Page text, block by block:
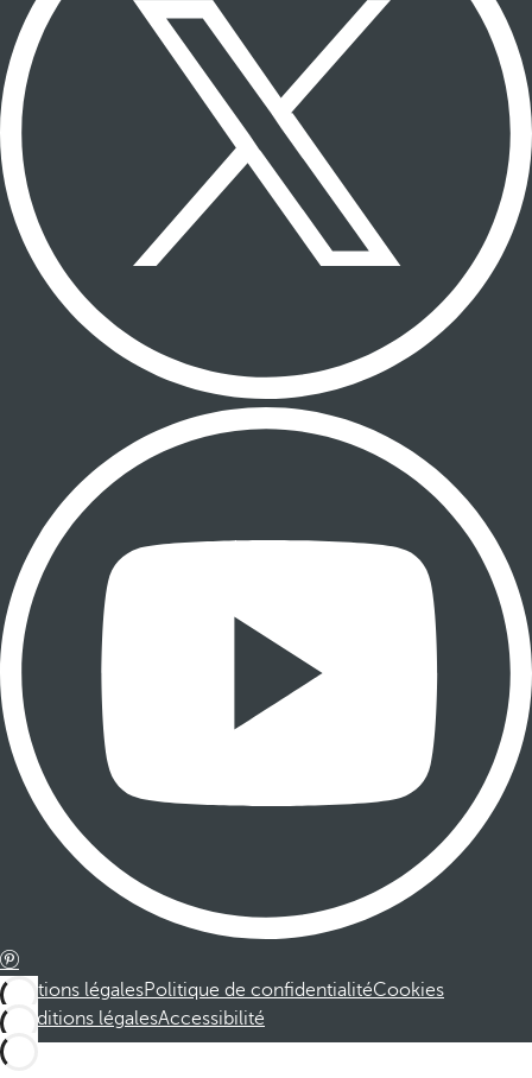
Mentions légalesPolitique de confidentialitéCookies
Conditions légalesAccessibilité